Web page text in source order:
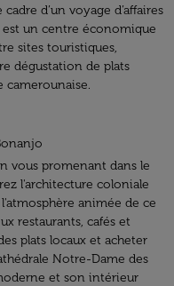
d’un voyage d’affaires
un centre économique
sites touristiques,
dégustation de plats
camerounaise.
vous promenant dans le
l'architecture coloniale
animée de ce
restaurants, cafés et
plats locaux et acheter
Notre-Dame des
et son intérieur